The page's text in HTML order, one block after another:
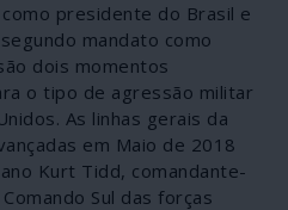
presidente do Brasil e
mandato como
dois momentos
o tipo de agressão militar
As linhas gerais da
em Maio de 2018
Kurt Tidd, comandante-
Sul das forças